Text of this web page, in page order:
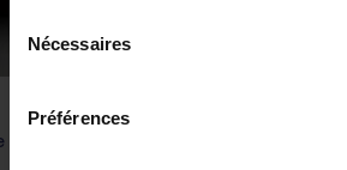
Nécessaires
Préférences
Cuisinez parfaitement le riz